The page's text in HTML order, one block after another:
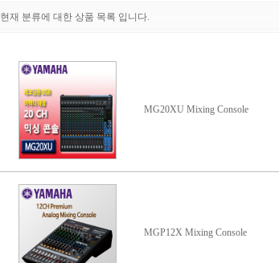
현재 분류에 대한 상품 목록 입니다.
MG20XU Mixing Console
MGP12X Mixing Console